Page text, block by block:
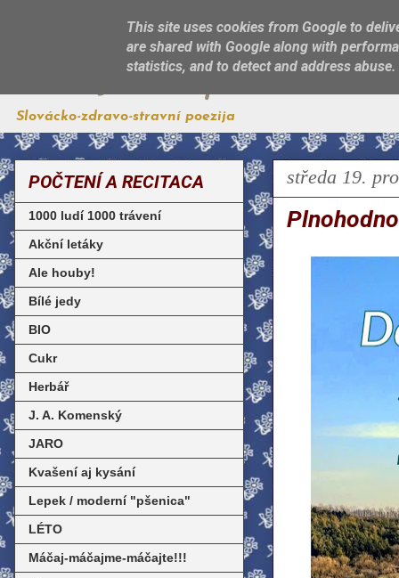
Jest, jak sa patří
Slovácko-zdravo-stravní poezija
středa 19.
POČTENÍ A RECITACA
1000 ludí 1000 trávení
Akční letáky
Ale houby!
Bílé jedy
BIO
Cukr
Herbář
J. A. Komenský
JARO
Kvašení aj kysání
Lepek / moderní "pšenica"
LÉTO
Máčaj-máčajme-máčajte!!!
This site uses cookies from Google to
are shared with Google along with
statistics, and to detect and address abuse.